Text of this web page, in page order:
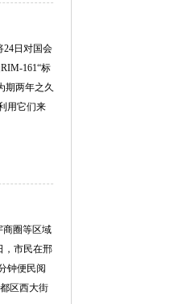
24日对国会
161“标
期两年之久
用它们来
商圈等区域
，市民在邢
钟便民阅
区西大街